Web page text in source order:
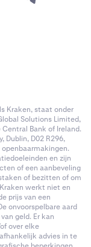
Kraken, staat onder
Solutions Limited,
Bank of Ireland.
Dublin, D02 R296,
en zijn
of een aanbeveling
of bezitten of om
werkt niet en
prijs van een
onvoorspelbare aard
geld. Er kan
over elke
advies in te